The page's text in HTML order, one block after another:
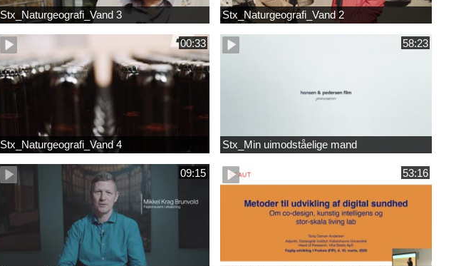
Stx_Naturgeografi_Vand 3 Stx_Naturgeografi_Vand 2
00:33
Stx_Naturgeografi_Vand 4
58:23
Stx_Min uimodståelige mand
09:15 53:16